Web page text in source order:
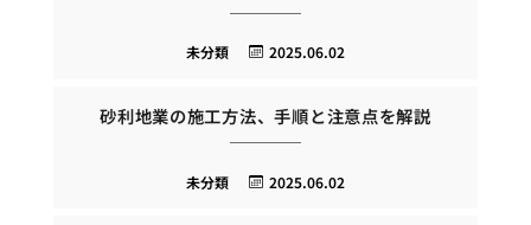
2025.06.02
未分類
砂利地業の施工方法、手順と注意点を解説
2025.06.02
未分類